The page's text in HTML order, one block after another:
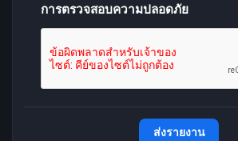
การตรวจสอบความปลอดภัย
ส่งรายงาน